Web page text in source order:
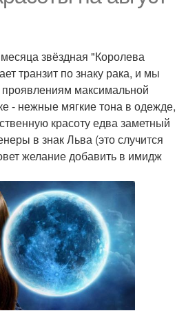
звёздная "Королева
транзит по знаку рака, и мы
максимальной
- нежные мягкие тона в одежде,
красоту едва заметный
в знак Льва (это случится
желание добавить в имидж